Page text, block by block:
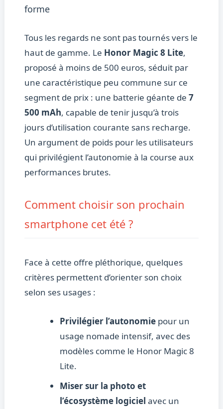
forme
Tous les regards ne sont pas tournés vers le
haut de gamme. Le Honor Magic 8 Lite,
proposé à moins de 500 euros, séduit par
une caractéristique peu commune sur ce
segment de prix : une batterie géante de 7
500 mAh, capable de tenir jusqu’à trois
jours d’utilisation courante sans recharge.
Un argument de poids pour les utilisateurs
qui privilégient l’autonomie à la course aux
performances brutes.
Comment choisir son prochain
smartphone cet été ?
Face à cette offre pléthorique, quelques
critères permettent d’orienter son choix
selon ses usages :
Privilégier l’autonomiepour un
usage nomade intensif, avec des
modèles comme le Honor Magic 8
Lite.
Miser sur la photo et
l’écosystème logiciel avec un